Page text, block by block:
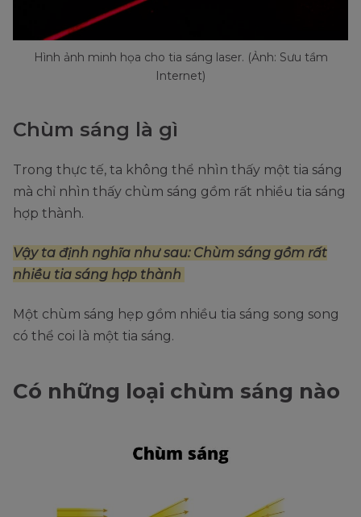
Hình ảnh minh họa cho tia sáng laser. (Ảnh: Sưu tầm
Internet)
Chùm sáng là gì
Trong thực tế, ta không thể nhìn thấy một tia sáng
mà chỉ nhìn thấy chùm sáng gồm rất nhiều tia sáng
hợp thành.
Vậy ta định nghĩa như sau: Chùm sáng gồm rất
nhiều tia sáng hợp thành
Một chùm sáng hẹp gồm nhiều tia sáng song song
có thể coi là một tia sáng.
Có những loại chùm sáng nào